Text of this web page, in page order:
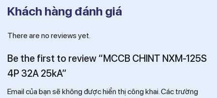
Khách hàng đánh giá
There are no reviews yet.
Be the first to review “MCCB CHINT NXM-125S
4P 32A 25kA”
Email của bạn sẽ không được hiển thị công khai.Các trường